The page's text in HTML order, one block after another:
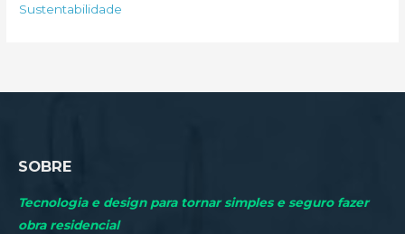
rSustentabilidade
SOBRE
Tecnologia e design para tornar simples e seguro fazer
obra residencial